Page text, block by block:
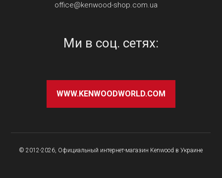
office@kenwood-shop.com.ua
Ми в соц. сетях:
WWW.KENWOODWORLD.COM
© 2012-2026, Официальный интернет-магазин Kenwood в Украине